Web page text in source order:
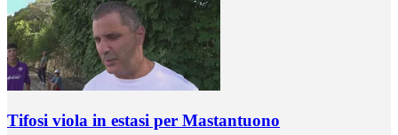
Tifosi viola in estasi per Mastantuono